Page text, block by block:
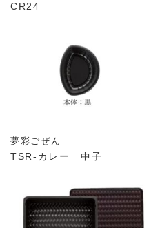
CR24
夢彩ごぜん
TSR-カレー 中子